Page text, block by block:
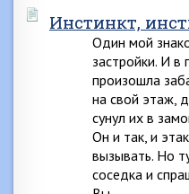
Инстинкт,
Один мой
застройки. И
произошла
на свой этаж,
сунул их в
Он и так, и
вызывать. Но
соседка и